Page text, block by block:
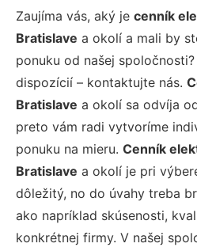
Zaujíma vás, aký je cenník
Bratislave a okolí a mali by
ponuku od našej
dispozícií – kontaktujte nás.
Bratislave a okolí sa odvíja
preto vám radi vytvoríme
ponuku na mieru. Cenník
Bratislave a okolí je pri
dôležitý, no do úvahy treba
ako napríklad skúsenosti,
konkrétnej firmy. V našej